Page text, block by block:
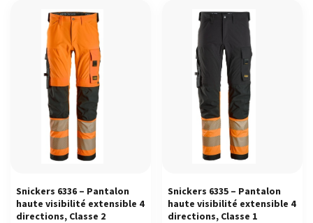
Snickers 6336 – Pantalon
haute visibilité extensible 4
directions, Classe 2
Snickers 6335 – Pantalon
haute visibilité extensible 4
directions, Classe 1